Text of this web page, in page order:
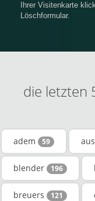
Ihrer Visitenkarte
Löschformular.
die letzten
adem 59
blender 196
breuers 121